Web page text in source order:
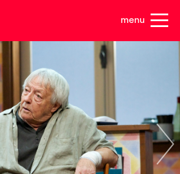
menu